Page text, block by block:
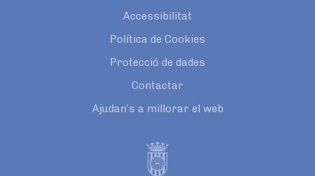
Accessibilitat
Política de Cookies
Protecció de dades
Contactar
Ajudan’s a millorar el web